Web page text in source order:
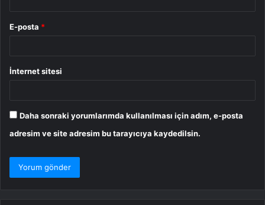
E-posta *
İnternet sitesi
Daha sonraki yorumlarımda kullanılması için adım, e-posta
adresim ve site adresim bu tarayıcıya kaydedilsin.